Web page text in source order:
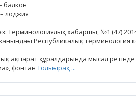
балкон
лоджия
Терминологиялық хабаршы, №1 (47)
жанындағы Республикалық терминология
ақпарат құралдарында мысал
фонтан Толығырақ ...